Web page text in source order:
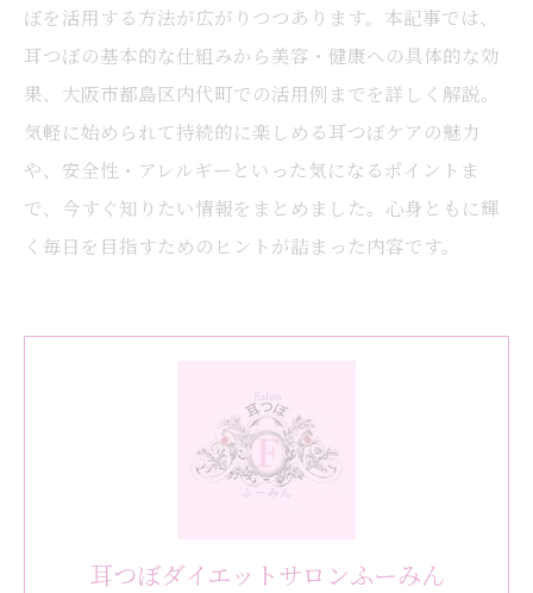
ぼを活用する方法が広がりつつあります。本記事では、
耳つぼの基本的な仕組みから美容・健康への具体的な効
果、大阪市都島区内代町での活用例までを詳しく解説。
気軽に始められて持続的に楽しめる耳つぼケアの魅力
や、安全性・アレルギーといった気になるポイントま
で、今すぐ知りたい情報をまとめました。心身ともに輝
く毎日を目指すためのヒントが詰まった内容です。
耳つぼダイエットサロンふーみん